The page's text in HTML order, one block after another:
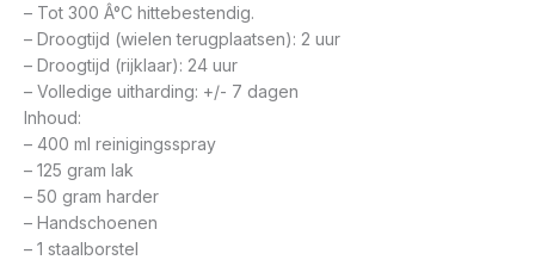
– Tot 300 Â°C hittebestendig.
– Droogtijd (wielen terugplaatsen): 2 uur
– Droogtijd (rijklaar): 24 uur
– Volledige uitharding: +/- 7 dagen
Inhoud:
– 400 ml reinigingsspray
– 125 gram lak
– 50 gram harder
– Handschoenen
– 1 staalborstel